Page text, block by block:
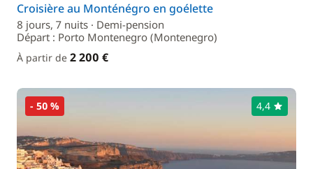
Croisière au Monténégro en goélette
8 jours, 7 nuits · Demi-pension
Départ : Porto Montenegro (Montenegro)
À partir de 2 200 €
- 50 % 4,4